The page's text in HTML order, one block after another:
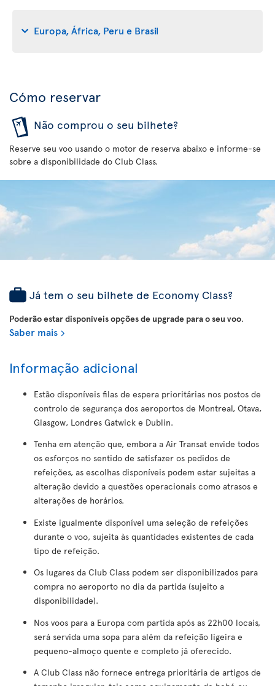
Europa, África, Peru e Brasil
Cómo reservar
Não comprou o seu bilhete?
Reserve seu voo usando o motor de reserva abaixo e informe-se
sobre a disponibilidade do Club Class.
Já tem o seu bilhete de Economy Class?
Poderão estar disponíveis opções de upgrade para o seu voo.
Saber mais
Informação adicional
Estão disponíveis filas de espera prioritárias nos postos de
controlo de segurança dos aeroportos de Montreal, Otava,
Glasgow, Londres Gatwick e Dublin.
Tenha em atenção que, embora a Air Transat envide todos
os esforços no sentido de satisfazer os pedidos de
refeições, as escolhas disponíveis podem estar sujeitas a
alteração devido a questões operacionais como atrasos e
alterações de horários.
Existe igualmente disponível uma seleção de refeições
durante o voo, sujeita às quantidades existentes de cada
tipo de refeição.
Os lugares da Club Class podem ser disponibilizados para
compra no aeroporto no dia da partida (sujeito a
disponibilidade).
Nos voos para a Europa com partida após as 22h00 locais,
será servida uma sopa para além da refeição ligeira e
pequeno-almoço quente e completo já oferecido.
A Club Class não fornece entrega prioritária de artigos de